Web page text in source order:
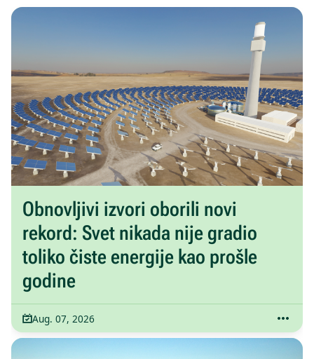
Obnovljivi izvori oborili novi
rekord: Svet nikada nije gradio
toliko čiste energije kao prošle
godine
Aug. 07, 2026